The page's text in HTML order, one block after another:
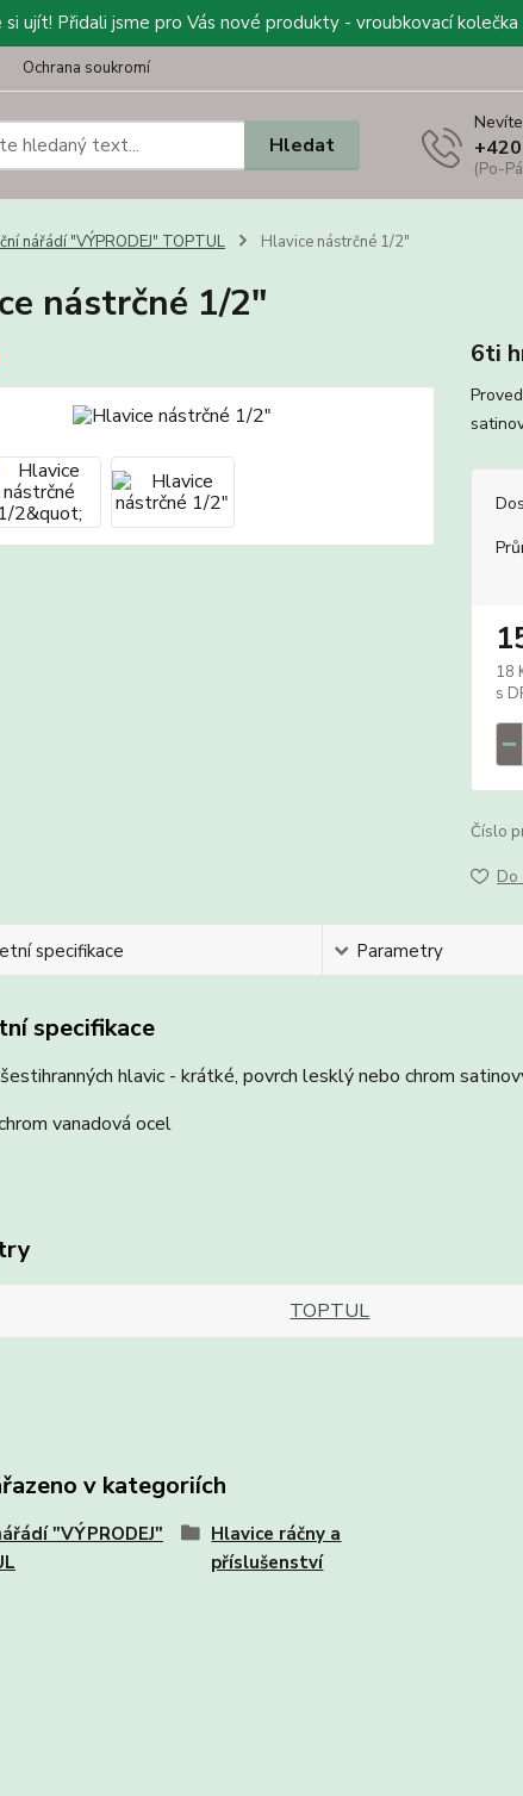
ujít! Přidali jsme pro Vás nové produkty - vroubkovací kolečka
Ochrana soukromí
Hledat
(Po-
nářádí "VÝPRODEJ" TOPTUL Hlavice nástrčné 1/2"
nástrčné 1/2"
6ti
18
Číslo
Do
specifikace Parametry
specifikace
hlavic - krátké, povrch lesklý nebo chrom
vanadová ocel
TOPTUL
v kategoriích
"VÝPRODEJ"
Hlavice ráčny a
příslušenství